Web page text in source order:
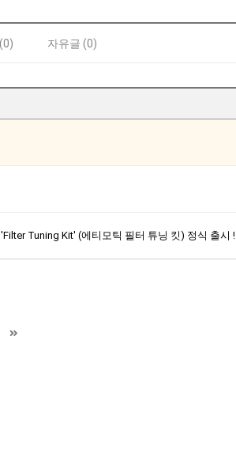
자유글 (0)
Tuning Kit' (에티모틱 필터 튜닝 킷) 정식 출시 !